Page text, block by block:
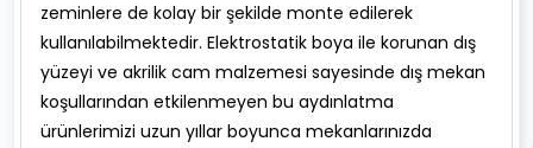
zeminlere de kolay bir şekilde monte edilerek
kullanılabilmektedir. Elektrostatik boya ile korunan dış
yüzeyi ve akrilik cam malzemesi sayesinde dış mekan
koşullarından etkilenmeyen bu aydınlatma
ürünlerimizi uzun yıllar boyunca mekanlarınızda